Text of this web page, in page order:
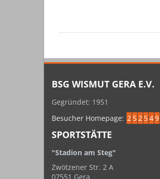
BSG WISMUT GERA E.V.
Gegründet: 1951
Besucher Homepage: 2 52 549
SPORTSTÄTTE
"Stadion am Steg"
Zwötzener Str. 2 A
07551 Gera